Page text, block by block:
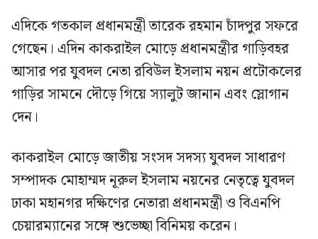
এদিকে গতকাল প্রধানমন্ত্রী তারেক রহমান চাঁদপুর সফরে
গেছেন। এদিন কাকরাইল মোড়ে প্রধানমন্ত্রীর গাড়িবহর
আসার পর যুবদল নেতা রবিউল ইসলাম নয়ন প্রটোকলের
গাড়ির সামনে দৌড়ে গিয়ে স্যালুট জানান এবং স্লোগান
দেন।
কাকরাইল মোড়ে জাতীয় সংসদ সদস্য যুবদল সাধারণ
সম্পাদক মোহাম্মদ নূরুল ইসলাম নয়নের নেতৃত্বে যুবদল
ঢাকা মহানগর দক্ষিণের নেতারা প্রধানমন্ত্রী ও বিএনপি
চেয়ারম্যানের সঙ্গে শুভেচ্ছা বিনিময় করেন।